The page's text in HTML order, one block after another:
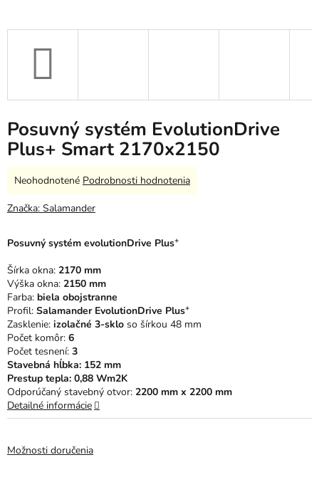
Posuvný systém EvolutionDrive
Plus+ Smart 2170x2150
Možnosti doručenia
Posuvný systém evolutionDrive Plus+
Šírka okna: 2170 mm
Výška okna: 2150 mm
Farba: biela obojstranne
Profil: Salamander EvolutionDrive Plus+
Zasklenie: izolačné 3-sklo so šírkou 48 mm
Počet komôr: 6
Počet tesnení: 3
Stavebná hĺbka: 152 mm
Prestup tepla: 0,88 Wm2K
Odporúčaný stavebný otvor: 2200 mm x 2200 mm
Detailné informácie
Priemerné
produktu
z
hviezdičiek.
Neohodnotené Podrobnosti hodnotenia
Značka: Salamander